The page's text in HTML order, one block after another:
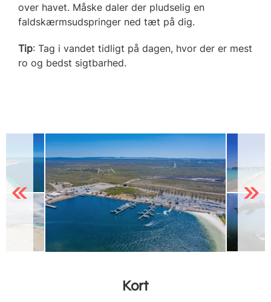
over havet. Måske daler der pludselig en
faldskærmsudspringer ned tæt på dig.
Tip: Tag i vandet tidligt på dagen, hvor der er mest
ro og bedst sigtbarhed.
Previous Next
Kort